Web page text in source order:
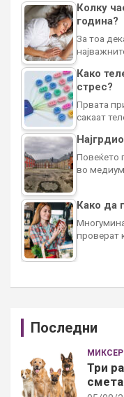
Колку
година?
За тоа
Како
стрес?
Првата
сакаат
Повеќето
во
Како да
проверат
Последни
МИКСЕР
Три